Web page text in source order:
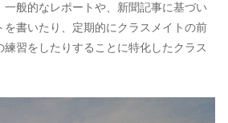
般的なレポートや、新聞記事に基づい
を書いたり、定期的にクラスメイトの前
習をしたりすることに特化したクラス